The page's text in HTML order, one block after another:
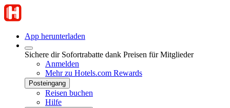
App herunterladen
Sichere dir Sofortrabatte dank Preisen für Mitglieder
Anmelden
Mehr zu Hotels.com Rewards
Posteingang
Reisen buchen
Hilfe